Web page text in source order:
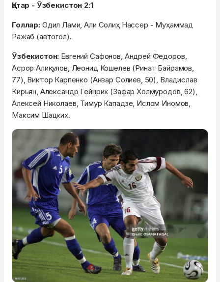
Қатар - Ўзбекистон 2:1
Голлар: Одил Лами, Али Солиҳ Нассер - Муҳаммад
Ражаб (автогол).
Ўзбекистон: Евгений Сафонов, Андрей Федоров,
Асрор Алиқулов, Леонид Кошелев (Ринат Байрамов,
77), Виктор Карпенко (Анвар Солиев, 50), Владислав
Кирьян, Александр Гейнрих (Зафар Холмуродов, 62),
Алексей Николаев, Тимур Кападзе, Ислом Иномов,
Максим Шацких.